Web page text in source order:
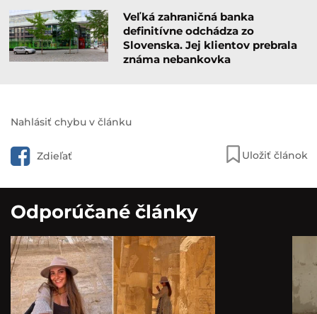
Veľká zahraničná banka
definitívne odchádza zo
Slovenska. Jej klientov prebrala
známa nebankovka
Nahlásiť chybu v článku
Zdieľať Uložiť článok
Odporúčané články